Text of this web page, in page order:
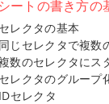
ートの書き方の
セレクタの基本
同じセレクタで複数
数のセレクタにス
セレクタのグループ
IDセレクタ